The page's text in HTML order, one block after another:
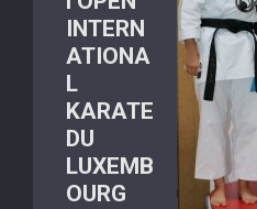
INTERN
ATIONA
L
KARATE
DU
LUXEMB
OURG